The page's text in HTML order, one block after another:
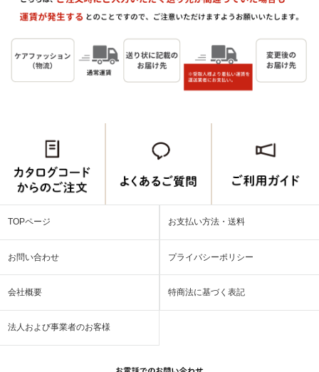
TOPページ お支払い方法・送料
お問い合わせ プライバシーポリシー
会社概要 特商法に基づく表記
法人および事業者のお客様